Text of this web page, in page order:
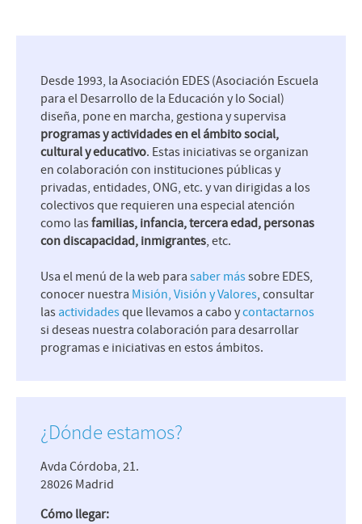
Desde 1993, la Asociación EDES (Asociación Escuela
para el Desarrollo de la Educación y lo Social)
diseña, pone en marcha, gestiona y supervisa
programas y actividades en el ámbito social,
cultural y educativo. Estas iniciativas se organizan
en colaboración con instituciones públicas y
privadas, entidades, ONG, etc. y van dirigidas a los
colectivos que requieren una especial atención
como lasfamilias, infancia, tercera edad, personas
con discapacidad, inmigrantes, etc.
Usa el menú de la web para saber mássobre EDES,
conocer nuestra Misión, Visión y Valores, consultar
las actividadesque llevamos a cabo ycontactarnos
si deseas nuestra colaboración para desarrollar
programas e iniciativas en estos ámbitos.
¿Dónde estamos?
Avda Córdoba, 21.
28026 Madrid
Cómo llegar: